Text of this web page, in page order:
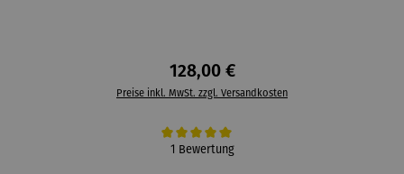
128,00 €
Preise inkl. MwSt. zzgl. Versandkosten
Durchschnittliche Bewertung von 5 von 5 Sternen
1 Bewertung